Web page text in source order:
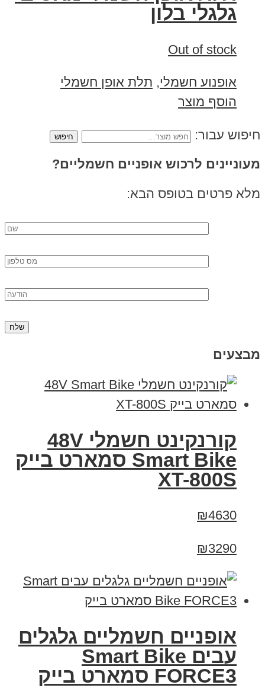
גלגלי בלון
Out of stock
אופנוע חשמלי, תלת אופן חשמלי
הוסף מוצר
חיפוש עבור:
מעוניינים לרכוש אופניים חשמליים?
מלא פרטים בטופס הבא:
מבצעים
קורנקינט חשמלי 48V
Smart Bike סמארט בייק
XT-800S
₪4630
₪3290
אופניים חשמליים גלגלים
עבים Smart Bike
FORCE3 סמארט בייק